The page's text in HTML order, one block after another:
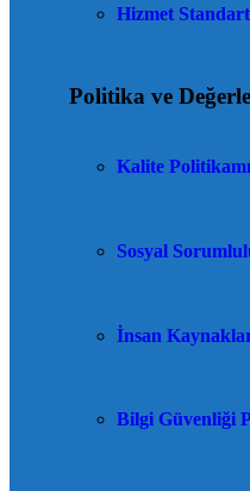
Hizmet
Politika ve
Kalite
Sosyal
İnsan
Bilgi Güvenliği